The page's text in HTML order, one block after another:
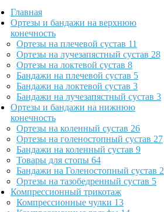
Главная
Ортезы и бандажи на верхнюю
конечность
Ортезы на плечевой сустав 11
Ортезы на лучезапястный сустав 28
Ортезы на локтевой сустав 8
Бандажи на плечевой сустав 5
Бандажи на локтевой сустав 3
Бандажи на лучезапястный сустав 3
Ортезы и бандажи на нижнюю
конечность
Ортезы на коленный сустав 26
Ортезы на голеностопный сустав 27
Бандажи на коленный сустав 9
Товары для стопы 64
Бандажи на Голеностопный сустав 2
Ортезы на тазобедренный сустав 5
Компрессионный трикотаж
Компрессионные чулки 13